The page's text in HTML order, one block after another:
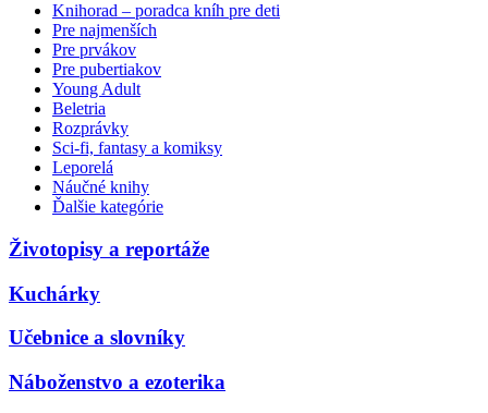
Knihorad – poradca kníh pre deti
Pre najmenších
Pre prvákov
Pre pubertiakov
Young Adult
Beletria
Rozprávky
Sci-fi, fantasy a komiksy
Leporelá
Náučné knihy
Ďalšie kategórie
Životopisy a reportáže
Kuchárky
Učebnice a slovníky
Náboženstvo a ezoterika